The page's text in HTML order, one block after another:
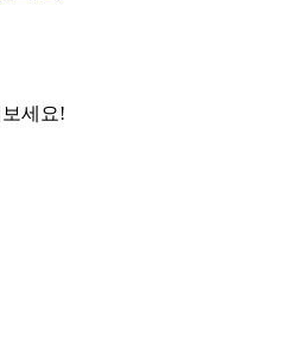
세요!